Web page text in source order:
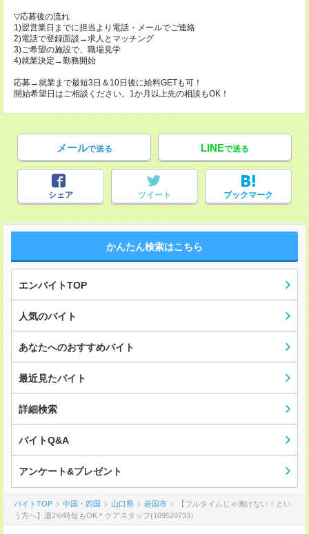
▽応募後の流れ
1)翌営業日までに担当より電話・メールでご連絡
2)電話で登録面談→求人とマッチング
3)ご希望の施設で、職場見学
4)就業決定→勤務開始
応募→就業まで最短3日＆10日後に給料GETも可！
開始希望日はご相談ください。1か月以上先の相談もOK！
メールで送る LINEで送る
シェア ツイート ブックマーク
かんたん検索はこちら
エンバイトTOP
人気のバイト
あなたへのおすすめバイト
最近見たバイト
詳細検索
バイトQ&A
アンケート&プレゼント
バイトTOP 中国・四国 山口県 岩国市
【フルタイムじゃ働けない！とい
う方へ】週2や時短もOK＊ケアスタッフ(109520733）